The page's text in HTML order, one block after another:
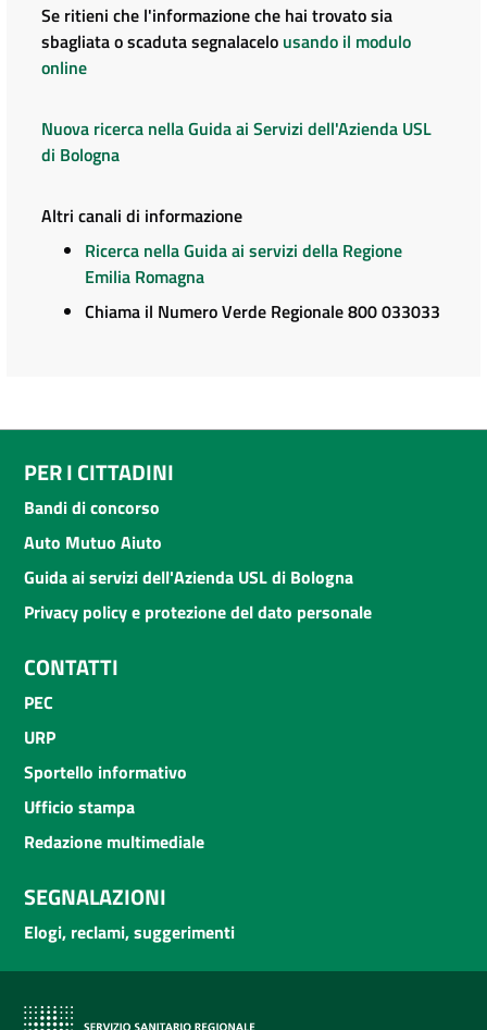
Se ritieni che l'informazione che hai trovato sia
sbagliata o scaduta segnalacelo usando il modulo
online
Nuova ricerca nella Guida ai Servizi dell'Azienda USL
di Bologna
Altri canali di informazione
Ricerca nella Guida ai servizi della Regione
Emilia Romagna
Chiama il Numero Verde Regionale 800 033033
PER I CITTADINI
Bandi di concorso
Auto Mutuo Aiuto
Guida ai servizi dell'Azienda USL di Bologna
Privacy policy e protezione del dato personale
CONTATTI
PEC
URP
Sportello informativo
Ufficio stampa
Redazione multimediale
SEGNALAZIONI
Elogi, reclami, suggerimenti